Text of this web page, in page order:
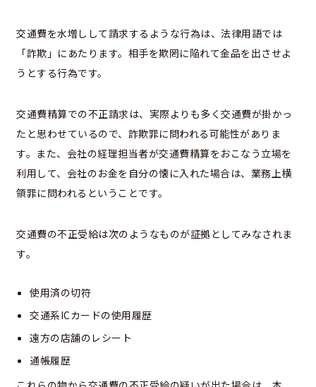
交通費を水増しして請求するような行為は、法律用語では
「詐欺」にあたります。相手を欺罔に陥れて金品を出させよ
うとする行為です。
交通費精算での不正請求は、実際よりも多く交通費が掛かっ
たと思わせているので、詐欺罪に問われる可能性がありま
す。また、会社の経理担当者が交通費精算をおこなう立場を
利用して、会社のお金を自分の懐に入れた場合は、業務上横
領罪に問われるということです。
交通費の不正受給は次のようなものが証拠としてみなされま
す。
使用済の切符
交通系ICカードの使用履歴
遠方の店舗のレシート
通帳履歴